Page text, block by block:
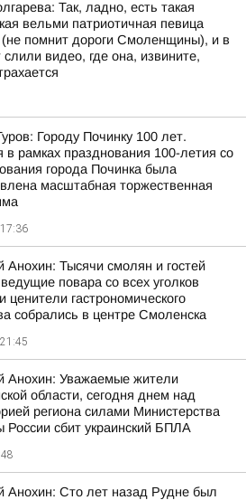
Так, ладно, есть такая
вельми патриотичная певица
(не помнит дороги Смоленщины), и в
слили видео, где она, извините,
Городу Починку 100 лет.
в рамках празднования 100-летия со
города Починка была
масштабная торжественная
17:36
Анохин: Тысячи смолян и гостей
повара со всех уголков
ценители гастрономического
собрались в центре Смоленска
21:45
Анохин: Уважаемые жители
области, сегодня днем над
региона силами Министерства
России сбит украинский БПЛА
Анохин: Сто лет назад Рудне был